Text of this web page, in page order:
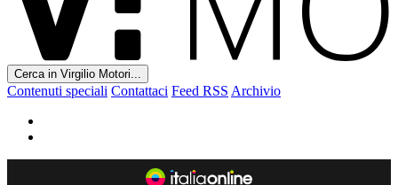
Cerca in Virgilio Motori...
Contenuti speciali Contattaci Feed RSS Archivio